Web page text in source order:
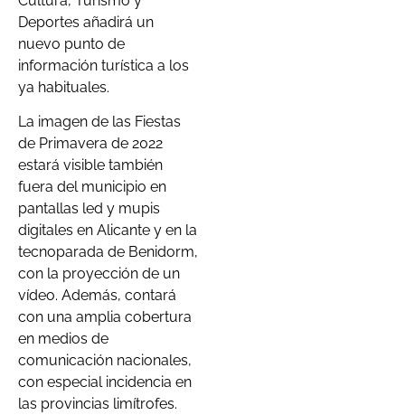
Deportes añadirá un
nuevo punto de
información turística a los
ya habituales.
La imagen de las Fiestas
de Primavera de 2022
estará visible también
fuera del municipio en
pantallas led y mupis
digitales en Alicante y en la
tecnoparada de Benidorm,
con la proyección de un
vídeo. Además, contará
con una amplia cobertura
en medios de
comunicación nacionales,
con especial incidencia en
las provincias limítrofes.